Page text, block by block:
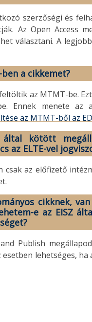
szerzőségi és
Az Open Access
választani. A
a cikkemet?
az MTMT-be.
Ennek menete az
az MTMT-ből az
által kötött
az ELTE-vel
az előfizető
cikknek,
e az EISZ
Publish
lehetséges,